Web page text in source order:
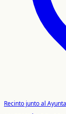
Recinto junto al